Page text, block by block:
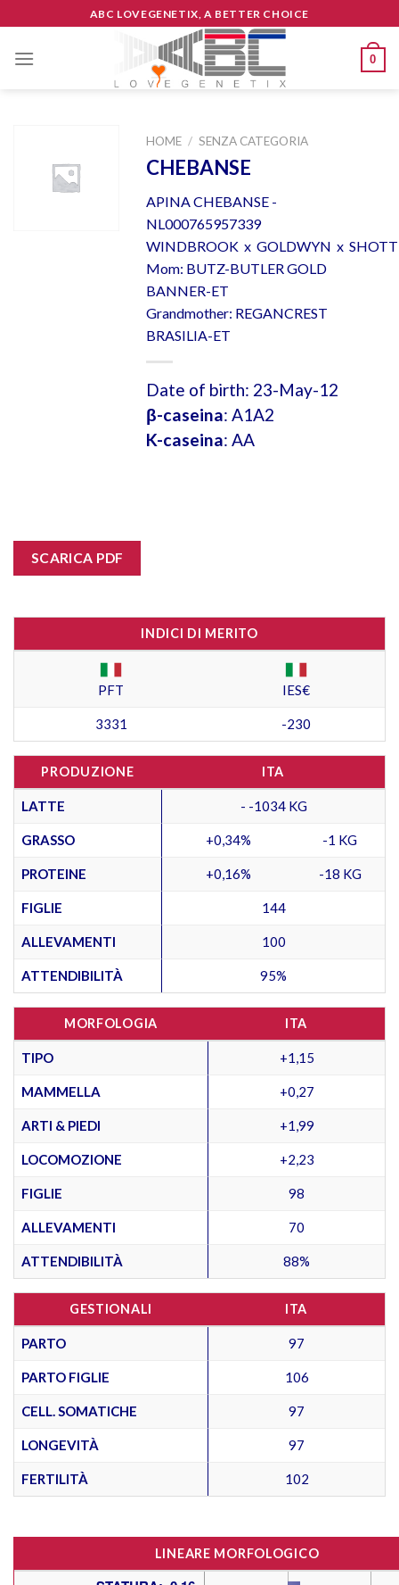
to
content
ABC LOVEGENETIX, A BETTER CHOICE
0
HOME / SENZA CATEGORIA
CHEBANSE
APINA CHEBANSE -
NL000765957339
WINDBROOK x GOLDWYN x
Mom: BUTZ-BUTLER GOLD
BANNER-ET
Grandmother: REGANCREST
BRASILIA-ET
Date of birth: 23-May-12
β-caseina: A1A2
K-caseina: AA
SCARICA PDF
INDICI DI MERITO
PFT IES€
3331 -230
PRODUZIONE ITA
LATTE - -1034 KG
GRASSO +0,34% -1 KG
PROTEINE +0,16% -18 KG
FIGLIE 144
ALLEVAMENTI 100
ATTENDIBILITÀ 95%
MORFOLOGIA ITA
TIPO +1,15
MAMMELLA +0,27
ARTI & PIEDI +1,99
LOCOMOZIONE +2,23
FIGLIE 98
ALLEVAMENTI 70
ATTENDIBILITÀ 88%
GESTIONALI ITA
PARTO 97
PARTO FIGLIE 106
CELL. SOMATICHE 97
LONGEVITÀ 97
FERTILITÀ 102
LINEARE MORFOLOGICO